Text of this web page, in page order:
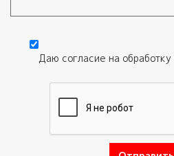
Даю согласие на обработку